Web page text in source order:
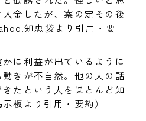
金したが、案の定その後
知恵袋より引用・要
かに利益が出ているように
きが不自然。他の人の話
たという人をほとんど知
板より引用・要約）